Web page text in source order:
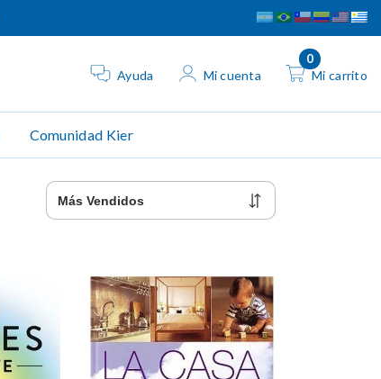
Ayuda Mi cuenta Mi carrito
0
Comunidad Kier